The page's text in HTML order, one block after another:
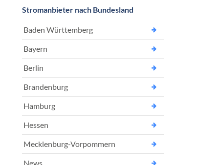
Stromanbieter nach Bundesland
Baden Württemberg
Bayern
Berlin
Brandenburg
Hamburg
Hessen
Mecklenburg-Vorpommern
News